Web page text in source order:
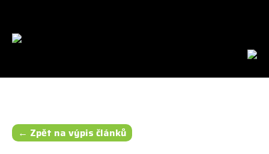
← Zpět na výpis článků